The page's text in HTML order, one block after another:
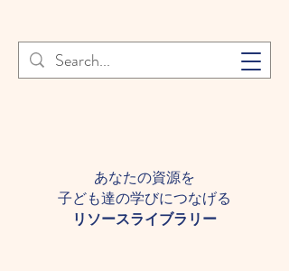
登録者様へ 個人情報の取り扱
いについて Learn More
あなたの資源を
子ども達の学びにつなげる​
​リソースライブラリー